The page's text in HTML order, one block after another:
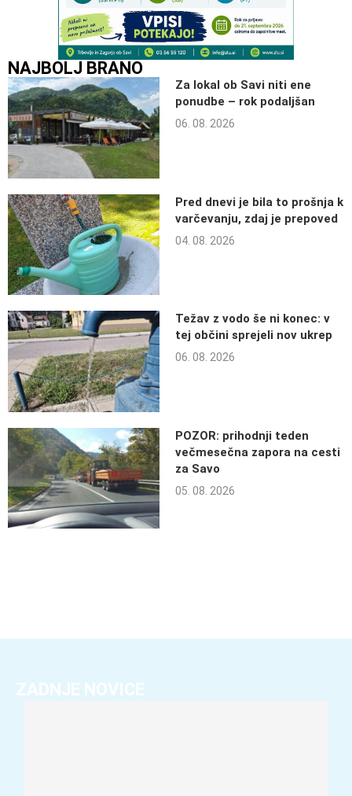
NAJBOLJ BRANO
Za lokal ob Savi niti ene
ponudbe – rok podaljšan
06. 08. 2026
Pred dnevi je bila to prošnja k
varčevanju, zdaj je prepoved
04. 08. 2026
Težav z vodo še ni konec: v
tej občini sprejeli nov ukrep
06. 08. 2026
POZOR: prihodnji teden
večmesečna zapora na cesti
za Savo
05. 08. 2026
ZADNJE NOVICE